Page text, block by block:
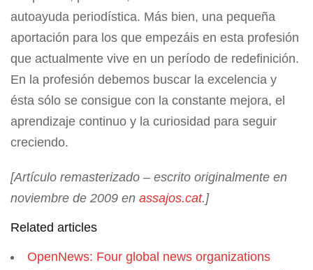
autoayuda periodística. Más bien, una pequeña
aportación para los que empezáis en esta profesión
que actualmente vive en un período de redefinición.
En la profesión debemos buscar la excelencia y
ésta sólo se consigue con la constante mejora, el
aprendizaje continuo y la curiosidad para seguir
creciendo.
[Artículo remasterizado – escrito originalmente en
noviembre de 2009 en assajos.cat.]
Related articles
OpenNews: Four global news organizations